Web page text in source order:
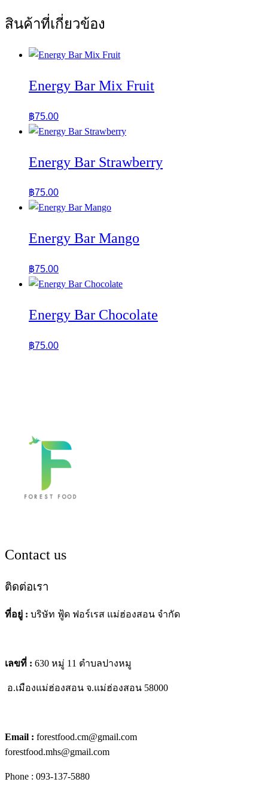
สินค้าที่เกี่ยวข้อง
Energy Bar Mix Fruit
฿75.00
Energy Bar Strawberry
฿75.00
Energy Bar Mango
฿75.00
Energy Bar Chocolate
฿75.00
Contact us
ติดต่อเรา
ที่อยู่ : บริษัท ฟู้ด ฟอร์เรส แม่ฮ่องสอน จำกัด
เลขที่ : 630 หมู่ 11 ตำบลปางหมู
อ.เมืองแม่ฮ่องสอน จ.แม่ฮ่องสอน 58000
Email : forestfood.cm@gmail.com
forestfood.mhs@gmail.com
Phone : 093-137-5880